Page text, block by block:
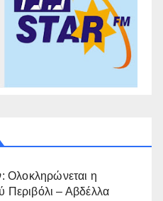
Ολοκληρώνεται η
– Αβδέλλα